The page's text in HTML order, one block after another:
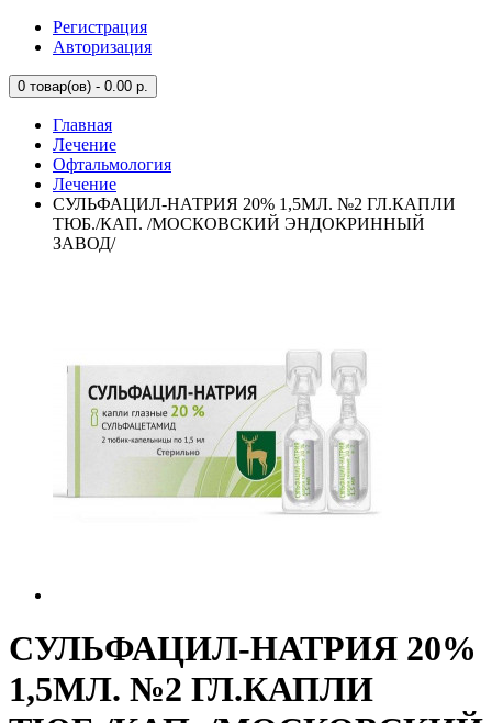
Регистрация
Авторизация
0 товар(ов) - 0.00 р.
Главная
Лечение
Офтальмология
Лечение
СУЛЬФАЦИЛ-НАТРИЯ 20% 1,5МЛ. №2 ГЛ.КАПЛИ
ТЮБ./КАП. /МОСКОВСКИЙ ЭНДОКРИННЫЙ
ЗАВОД/
СУЛЬФАЦИЛ-НАТРИЯ 20%
1,5МЛ. №2 ГЛ.КАПЛИ